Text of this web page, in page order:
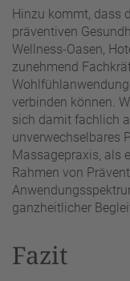
Hinzu kommt, dass
präventiven
Wellness-Oasen,
zunehmend
verbinden können.
sich damit fachlich
unverwechselbares
Massagepraxis, als
Rahmen von
ganzheitlicher
Fazit